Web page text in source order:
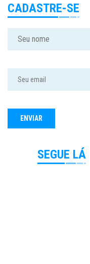
CADASTRE-SE
SEGUE LÁ